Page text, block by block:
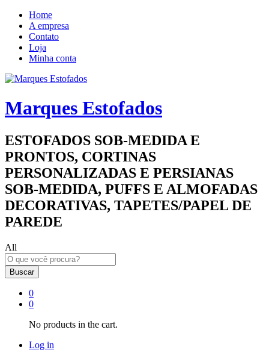
Home
A empresa
Contato
Loja
Minha conta
Marques Estofados
ESTOFADOS SOB-MEDIDA E
PRONTOS, CORTINAS
PERSONALIZADAS E PERSIANAS
SOB-MEDIDA, PUFFS E ALMOFADAS
DECORATIVAS, TAPETES/PAPEL DE
PAREDE
All
Buscar
0
0
No products in the cart.
Log in